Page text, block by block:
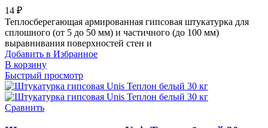
14 ₽
Теплосберегающая армированная гипсовая штукатурка для
сплошного (от 5 до 50 мм) и частичного (до 100 мм)
выравнивания поверхностей стен и
Добавить в Избранное
В корзину
Быстрый просмотр
Сравнить